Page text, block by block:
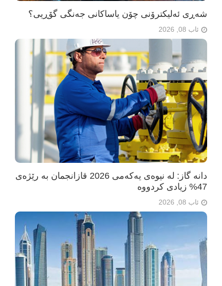
شەڕی ئەلیکترۆنی چۆن یاساکانی جەنگی گۆڕیی؟
ئاب 08, 2026
دانە گاز: لە نیوەی یەکەمی 2026 قازانجمان بە رێژەی
47% زیادی کردووە
ئاب 08, 2026